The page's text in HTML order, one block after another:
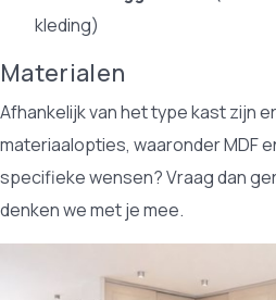
kleding)
Materialen
Afhankelijk van het type kast zijn
materiaalopties, waaronderMDF
specifieke wensen? Vraag dan
denken we met je mee.